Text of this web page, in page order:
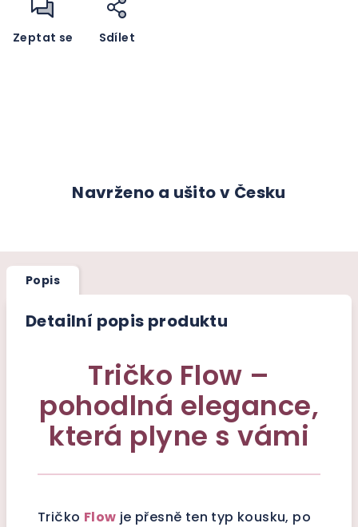
Zeptat se Sdílet
Navrženo a ušito v Česku
Popis
Detailní popis produktu
Tričko Flow –
pohodlná elegance,
která plyne s vámi
Tričko Flow je přesně ten typ kousku, po